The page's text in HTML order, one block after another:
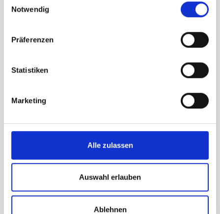
Notwendig
Präferenzen
Statistiken
Marketing
Alle zulassen
Auswahl erlauben
Ablehnen
Deine Altlasten durch eine einfache